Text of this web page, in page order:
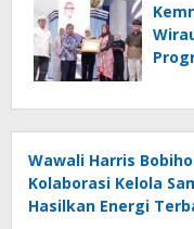
Wawali Harris
Kolaborasi Kelola
Hasilkan Energi